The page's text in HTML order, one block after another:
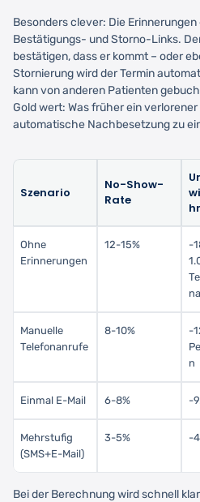
Besonders clever: Die
Bestätigungs- und Storno-Links.
bestätigen, dass er kommt – oder
Stornierung wird der Termin
kann von anderen Patienten
Gold wert: Was früher ein
automatische Nachbesetzung zu
Szenario
No-Show-
Rate
hr
Ohne
Erinnerungen
12-15%
-
Manuelle
Telefonanrufe
8-10%
-
n
Einmal E-Mail 6-8% -
Mehrstufig
(SMS+E-Mail)
3-5% -
Bei der Berechnung wird schnell